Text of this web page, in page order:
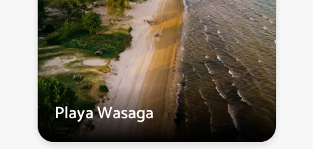
Playa Wasaga